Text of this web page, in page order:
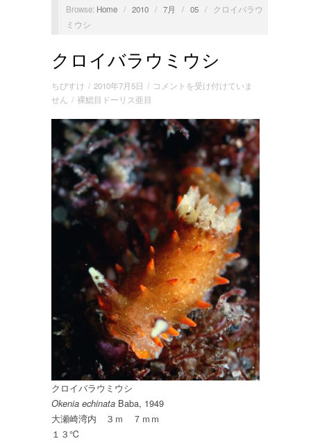
Browse: Home / 2010 / 7月 / 05 /
クロイバラウ
ミウシ
クロイバラウミウシ
ちびすけ / 2010年7月5日 / ク
ラ
ウ
シ
は
コメントを受け付けていま
せん / 裸鰓目ドーリス亜目
クロイバラウミウシ
Okenia echinata Baba, 1949
大瀬崎湾内 ３ｍ ７ｍｍ
１３℃